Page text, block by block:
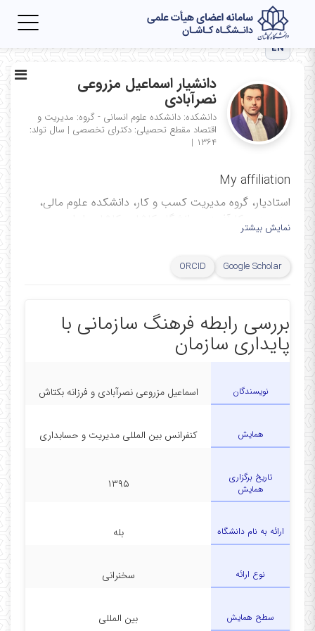
EN
دانشیار اسماعیل مزروعی
نصرآبادی
دانشکده: دانشکده علوم انسانی - گروه: مدیریت و
اقتصاد مقطع تحصیلی: دکترای تخصصی | سال تولد:
۱۳۶۴ |
My affiliation
استادیار، گروه مدیریت کسب و کار، دانشکده علوم مالی،
مدیریت و کارآفرینی، دانشگاه کاشان، کاشان، ایران
Administration Faculty of Financial Science,
Management and Entrepreneurship, University of
نمایش بیشتر
Google Scholar
ORCID
بررسی رابطه فرهنگ سازمانی با
پایداری سازمان
نویسندگان اسماعیل مزروعی نصرآبادی و فرزانه بکتاش
همایش کنفرانس بین المللی مدیریت و حسابداری
تاریخ برگزاری
همایش
۱۳۹۵
ارائه به نام دانشگاه بله
نوع ارائه سخنرانی
سطح همایش بین المللی